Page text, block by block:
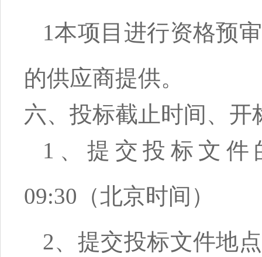
1本项目进行资格预
的供应商提供。
六、投标截止时间、开
1、提交投标文件
09:30（北京时间）
2、提交投标文件地